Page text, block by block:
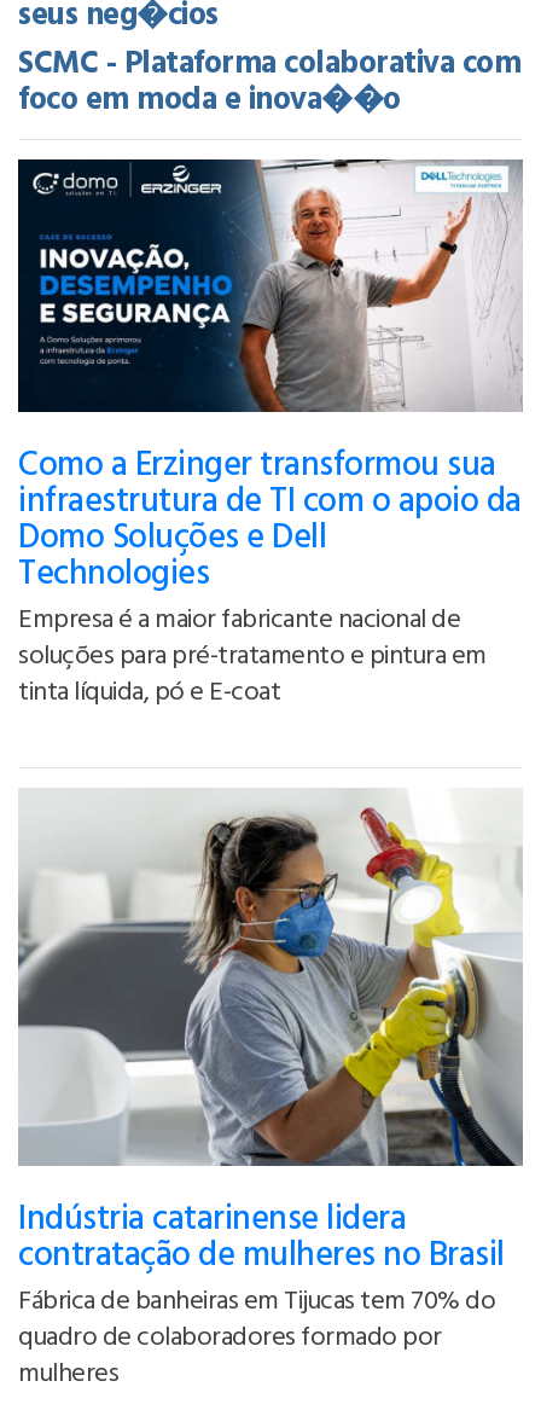
seus neg�cios
SCMC - Plataforma colaborativa com
foco em moda e inova��o
Como a Erzinger transformou sua
infraestrutura de TI com o apoio da
Domo Soluções e Dell
Technologies
Empresa é a maior fabricante nacional de
soluções para pré-tratamento e pintura em
tinta líquida, pó e E-coat
Indústria catarinense lidera
contratação de mulheres no Brasil
Fábrica de banheiras em Tijucas tem 70% do
quadro de colaboradores formado por
mulheres